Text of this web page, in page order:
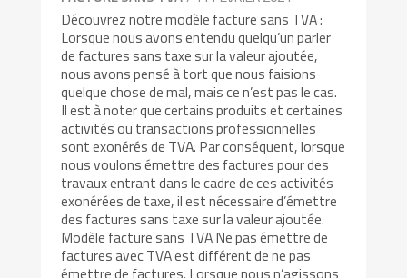
Découvrez notre modèle facture sans TVA :
Lorsque nous avons entendu quelqu’un parler
de factures sans taxe sur la valeur ajoutée,
nous avons pensé à tort que nous faisions
quelque chose de mal, mais ce n’est pas le cas.
Il est à noter que certains produits et certaines
activités ou transactions professionnelles
sont exonérés de TVA. Par conséquent, lorsque
nous voulons émettre des factures pour des
travaux entrant dans le cadre de ces activités
exonérées de taxe, il est nécessaire d’émettre
des factures sans taxe sur la valeur ajoutée.
Modèle facture sans TVA Ne pas émettre de
factures avec TVA est différent de ne pas
émettre de factures. Lorsque nous n’agissons